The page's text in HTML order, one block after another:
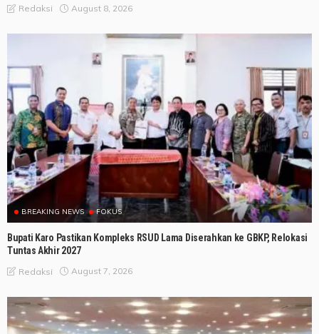
Redaksi August 8, 2026
BREAKING NEWS FOKUS
Bupati Karo Pastikan Kompleks RSUD Lama Diserahkan ke GBKP, Relokasi
Tuntas Akhir 2027
Redaksi August 7, 2026